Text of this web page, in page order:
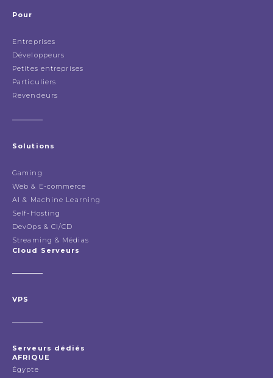
Pour
Entreprises
Développeurs
Petites entreprises
Particuliers
Revendeurs
Solutions
Gaming
Web & E-commerce
AI & Machine Learning
Self-Hosting
DevOps & CI/CD
Streaming & Médias
Cloud Serveurs
VPS
Serveurs dédiés
AFRIQUE
Égypte